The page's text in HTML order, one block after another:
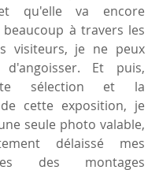
qu'elle va encore
à travers les
visiteurs, je ne peux
d'angoisser. Et puis,
sélection et la
cette exposition, je
seule photo valable,
délaissé mes
des montages